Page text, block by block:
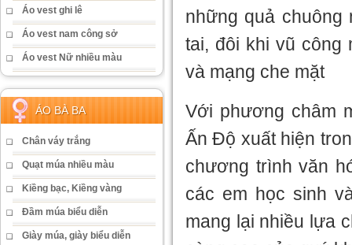
Áo vest ghi lê
Áo vest nam công sở
Áo vest Nữ nhiều màu
ÁO BÀ BA
Chân váy trắng
Quạt múa nhiều màu
Kiềng bạc, Kiềng vàng
Đầm múa biểu diễn
Giày múa, giày biểu diễn
những quả chuông
tai, đôi khi vũ công
và mạng che mặt
Với phương châm
Ấn Độ xuất hiện
chương trình văn
các em học sinh
mang lại nhiều lựa